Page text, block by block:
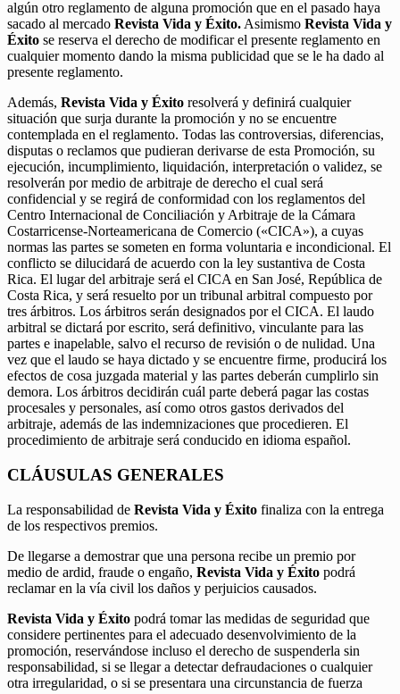
algún otro reglamento de alguna promoción que en el pasado haya
sacado al mercado Revista Vida y Éxito. Asimismo Revista Vida y
Éxito se reserva el derecho de modificar el presente reglamento en
cualquier momento dando la misma publicidad que se le ha dado al
presente reglamento.
Además, Revista Vida y Éxito resolverá y definirá cualquier
situación que surja durante la promoción y no se encuentre
contemplada en el reglamento. Todas las controversias, diferencias,
disputas o reclamos que pudieran derivarse de esta Promoción, su
ejecución, incumplimiento, liquidación, interpretación o validez, se
resolverán por medio de arbitraje de derecho el cual será
confidencial y se regirá de conformidad con los reglamentos del
Centro Internacional de Conciliación y Arbitraje de la Cámara
Costarricense-Norteamericana de Comercio («CICA»), a cuyas
normas las partes se someten en forma voluntaria e incondicional. El
conflicto se dilucidará de acuerdo con la ley sustantiva de Costa
Rica. El lugar del arbitraje será el CICA en San José, República de
Costa Rica, y será resuelto por un tribunal arbitral compuesto por
tres árbitros. Los árbitros serán designados por el CICA. El laudo
arbitral se dictará por escrito, será definitivo, vinculante para las
partes e inapelable, salvo el recurso de revisión o de nulidad. Una
vez que el laudo se haya dictado y se encuentre firme, producirá los
efectos de cosa juzgada material y las partes deberán cumplirlo sin
demora. Los árbitros decidirán cuál parte deberá pagar las costas
procesales y personales, así como otros gastos derivados del
arbitraje, además de las indemnizaciones que procedieren. El
procedimiento de arbitraje será conducido en idioma español.
CLÁUSULAS GENERALES
La responsabilidad de Revista Vida y Éxito finaliza con la entrega
de los respectivos premios.
De llegarse a demostrar que una persona recibe un premio por
medio de ardid, fraude o engaño, Revista Vida y Éxito podrá
reclamar en la vía civil los daños y perjuicios causados.
Revista Vida y Éxito podrá tomar las medidas de seguridad que
considere pertinentes para el adecuado desenvolvimiento de la
promoción, reservándose incluso el derecho de suspenderla sin
responsabilidad, si se llegar a detectar defraudaciones o cualquier
otra irregularidad, o si se presentara una circunstancia de fuerza